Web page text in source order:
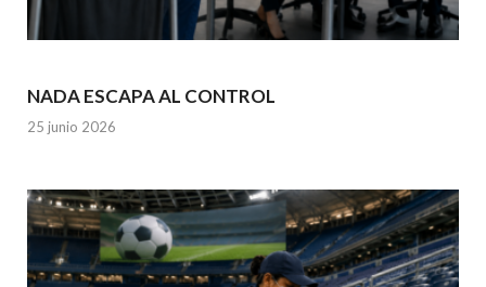
NADA ESCAPA AL CONTROL
25 junio 2026